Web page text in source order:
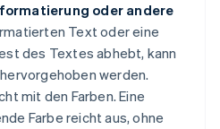
oder andere
Text oder eine
des Textes abhebt, kann
werden.
mit den Farben. Eine
Farbe reicht aus, ohne